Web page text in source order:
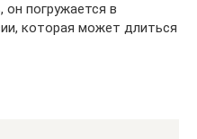
погружается в
которая может длиться